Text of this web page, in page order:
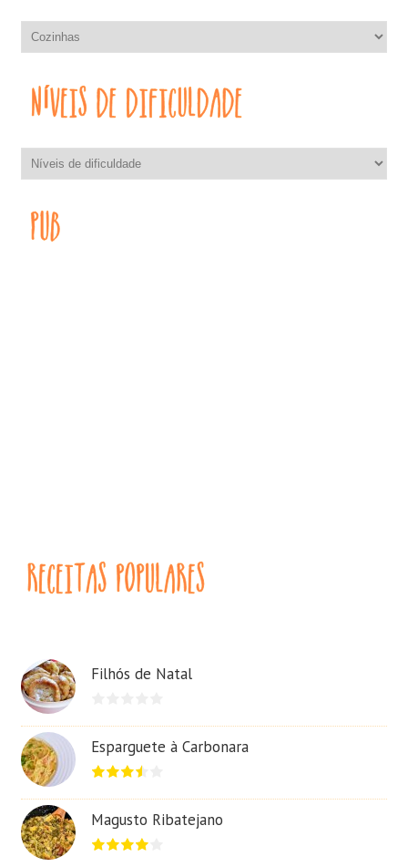
Filhós de Natal
Esparguete à Carbonara
Magusto Ribatejano